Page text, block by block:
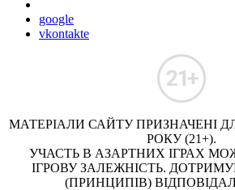
google
vkontakte
МАТЕРІАЛИ САЙТУ ПРИЗНАЧЕНІ
РОКУ (21+).
УЧАСТЬ В АЗАРТНИХ ІГРАХ
ІГРОВУ ЗАЛЕЖНІСТЬ.
(ПРИНЦИПІВ)